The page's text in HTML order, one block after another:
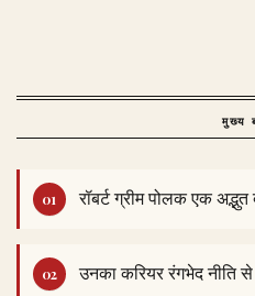
मुख्य
रॉबर्ट ग्रीम पोलक एक
उनका करियर रंगभेद नीति